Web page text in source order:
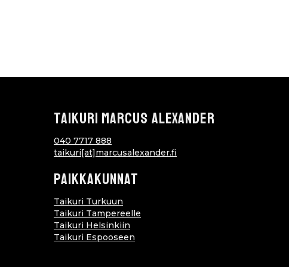
TAIKURI MARCUS ALEXANDER
040 7717 888
taikuri[at]marcusalexander.fi
PAIKKAKUNNAT
Taikuri Turkuun
Taikuri Tampereelle
Taikuri Helsinkiin
Taikuri Espooseen